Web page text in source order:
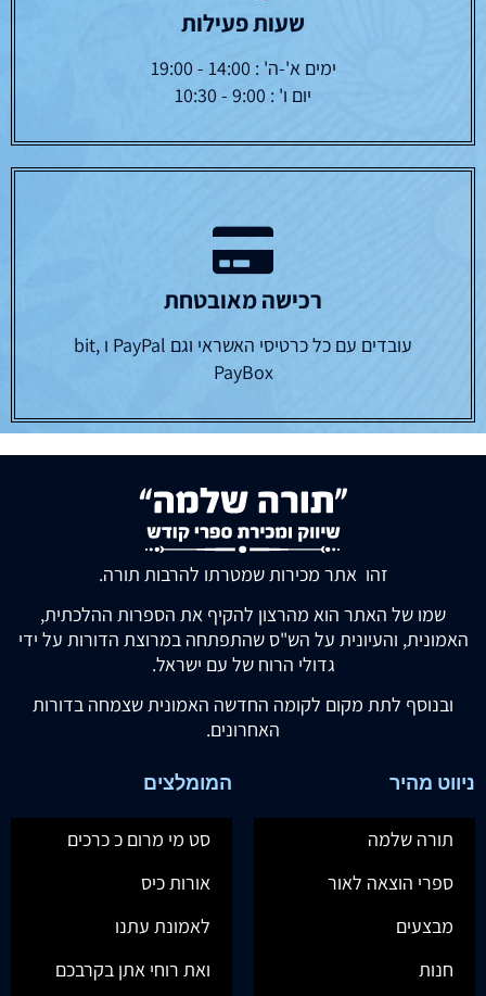
שעות פעילות
ימים א'-ה' : 14:00 - 19:00
יום ו' : 9:00 - 10:30
רכישה מאובטחת
עובדים עם כל כרטיסי האשראי וגם PayPal ו bit,
PayBox
זהו אתר מכירות שמטרתו להרבות תורה.
שמו של האתר הוא מהרצון להקיף את הספרות ההלכתית,
האמונית, והעיונית על הש"ס שהתפתחה במרוצת הדורות על ידי
גדולי הרוח של עם ישראל.
ובנוסף לתת מקום לקומה החדשה האמונית שצמחה בדורות
האחרונים.
ניווט מהיר
תורה שלמה
ספרי הוצאה לאור
מבצעים
חנות
המומלצים
סט מי מרום כ כרכים
אורות כיס
לאמונת עתנו
ואת רוחי אתן בקרבכם